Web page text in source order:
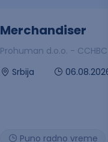
Merchandiser
Prohuman d.o.o. - CCHBC
Srbija
Puno radno vreme